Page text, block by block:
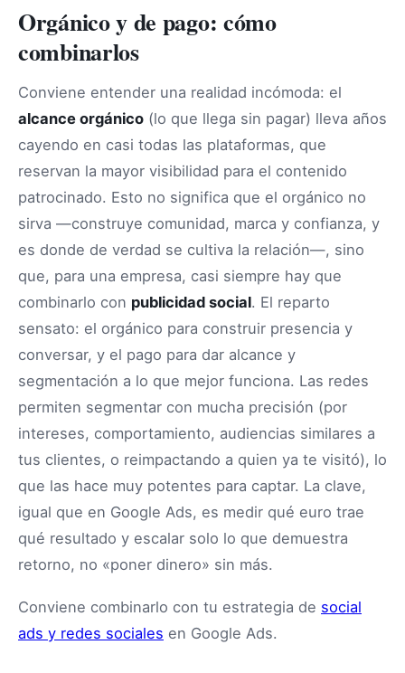
Orgánico y de pago: cómo
combinarlos
Conviene entender una realidad incómoda: el
alcance orgánico (lo que llega sin pagar) lleva años
cayendo en casi todas las plataformas, que
reservan la mayor visibilidad para el contenido
patrocinado. Esto no significa que el orgánico no
sirva —construye comunidad, marca y confianza, y
es donde de verdad se cultiva la relación—, sino
que, para una empresa, casi siempre hay que
combinarlo con publicidad social. El reparto
sensato: el orgánico para construir presencia y
conversar, y el pago para dar alcance y
segmentación a lo que mejor funciona. Las redes
permiten segmentar con mucha precisión (por
intereses, comportamiento, audiencias similares a
tus clientes, o reimpactando a quien ya te visitó), lo
que las hace muy potentes para captar. La clave,
igual que en Google Ads, es medir qué euro trae
qué resultado y escalar solo lo que demuestra
retorno, no «poner dinero» sin más.
Conviene combinarlo con tu estrategia de social
ads y redes sociales en Google Ads.